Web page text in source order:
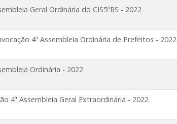
Geral Ordinária do CIS5ªRS - 2022
4ª Assembleia Ordinária de Prefeitos - 2022
Ordinária - 2022
4ª Assembleia Geral Extraordinária - 2022